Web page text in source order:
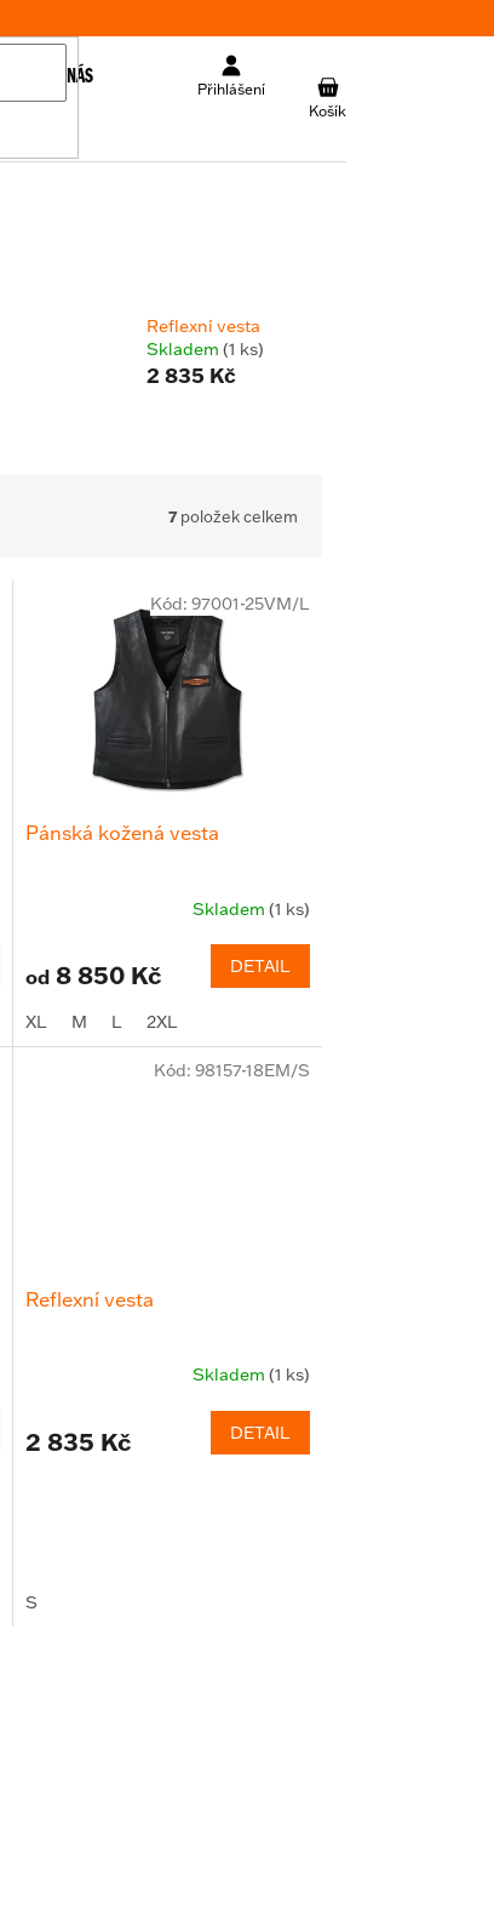
Přihlášení
NÁKUPNÍ
KOŠÍK
O NÁS
Reflexní vesta
Skladem (1 ks)
2 835 Kč
7položek celkem
Pánská kožená vesta
Skladem (1 ks)
od 8 850 Kč DETAIL
XL M L 2XL
Kód: 97001-25VM/L
Reflexní vesta
Skladem (1 ks)
2 835 Kč DETAIL
S
Kód: 98157-18EM/S